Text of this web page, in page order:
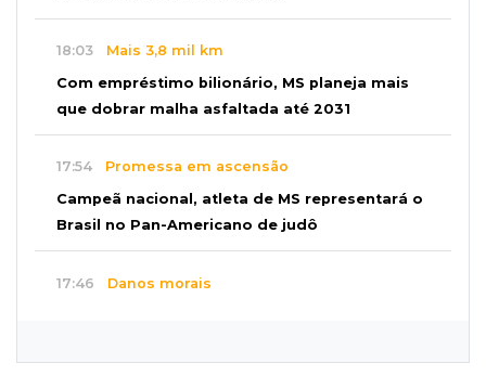
18:03 Mais 3,8 mil km
Com empréstimo bilionário, MS planeja mais
que dobrar malha asfaltada até 2031
17:54 Promessa em ascensão
Campeã nacional, atleta de MS representará o
Brasil no Pan-Americano de judô
17:46 Danos morais